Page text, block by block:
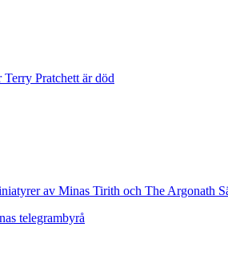
Terry Pratchett är död
av Minas Tirith och The Argonath
telegrambyrå